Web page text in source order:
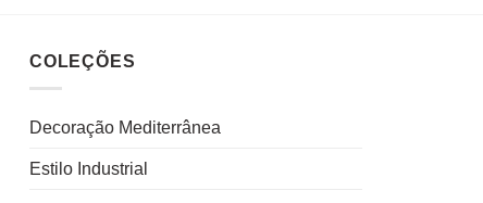
COLEÇÕES
Decoração Mediterrânea
Estilo Industrial